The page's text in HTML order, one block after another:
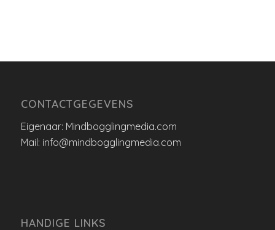
CONTACTGEGEVENS
Eigenaar: Mindbogglingmedia.com
Mail: info@mindbogglingmedia.com
HANDIGE LINKS